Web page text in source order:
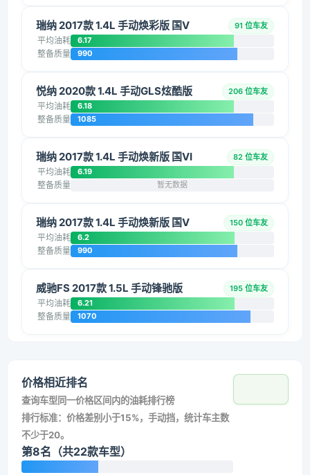
瑞纳 2017款 1.4L 手动焕彩版 国V 91 位车友
平均油耗 6.17
整备质量 990
悦纳 2020款 1.4L 手动GLS炫酷版 206 位车友
平均油耗 6.18
整备质量 1085
瑞纳 2017款 1.4L 手动焕新版 国VI 82 位车友
平均油耗 6.19
整备质量 暂无数据
瑞纳 2017款 1.4L 手动焕新版 国V 150 位车友
平均油耗 6.2
整备质量 990
威驰FS 2017款 1.5L 手动锋驰版 195 位车友
平均油耗 6.21
整备质量 1070
价格相近排名
查询车型同一价格区间内的油耗排行榜
排行标准：价格差别小于15%，手动挡，统计车主数
不少于20。
第8名（共22款车型）